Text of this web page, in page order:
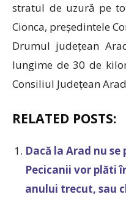
stratul de uzură pe
Cionca, președintele
Drumul județean
lungime de 30 de
Consiliul Județean
RELATED POSTS:
Dacă la Arad nu
Pecicanii vor plăti
anului trecut, sau